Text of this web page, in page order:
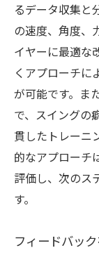
るデータ収集と
の速度、角度、
イヤーに最適な
くアプローチに
が可能です。ま
で、スイングの
貫したトレーニ
的なアプローチ
評価し、次のス
す。
フィードバッ